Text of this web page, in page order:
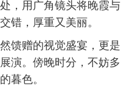
，用广角镜头将晚霞与
错，厚重又美丽。
赠的视觉盛宴，更是
演。傍晚时分，不妨多
暮色。